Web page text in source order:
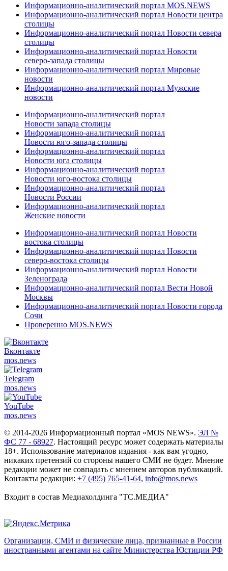
Информационно-аналитический портал MOS.NEWS
Информационно-аналитический портал Новости центра
столицы
Информационно-аналитический портал Новости севера
столицы
Информационно-аналитический портал Новости
северо-запада столицы
Информационно-аналитический портал Мировые
новости
Информационно-аналитический портал Мужские
новости
Информационно-аналитический портал
Новости запада столицы
Информационно-аналитический портал
Новости юго-запада столицы
Информационно-аналитический портал
Новости юга столицы
Информационно-аналитический портал
Новости юго-востока столицы
Информационно-аналитический портал
Новости России
Информационно-аналитический портал
Женские новости
Информационно-аналитический портал Новости
востока столицы
Информационно-аналитический портал Новости
северо-востока столицы
Информационно-аналитический портал Новости
Зеленограда
Информационно-аналитический портал Вести Новой
Москвы
Информационно-аналитический портал Новости города
Сочи
Проверенно MOS.NEWS
Вконтакте
mos.news
Telegram
mos.news
YouTube
mos.news
© 2014-2026 Информационный портал «MOS NEWS». ЭЛ №
ФС 77 - 68927. Настоящий ресурс может содержать материалы
18+. Использование материалов издания - как вам угодно,
никаких претензий со стороны нашего СМИ не будет. Мнение
редакции может не совпадать с мнением авторов публикаций.
Контакты редакции: +7 (495) 765-41-64, info@mos.news
Входит в состав Медиахолдинга "ТС.МЕДИА"
Организации, СМИ и физические лица, признанные в России
иностранными агентами на сайте Министерства Юстиции РФ